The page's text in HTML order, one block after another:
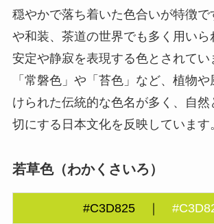
穏やかで落ち着いた色合いが特徴で
や和装、茶道の世界でも多く用いら
安定や静寂を表現する色とされてい
「常磐色」や「苔色」など、植物
けられた伝統的な色名が多く、自然
切にする日本文化を反映しています
若草色（わかくさいろ）
#C3D825 ｜